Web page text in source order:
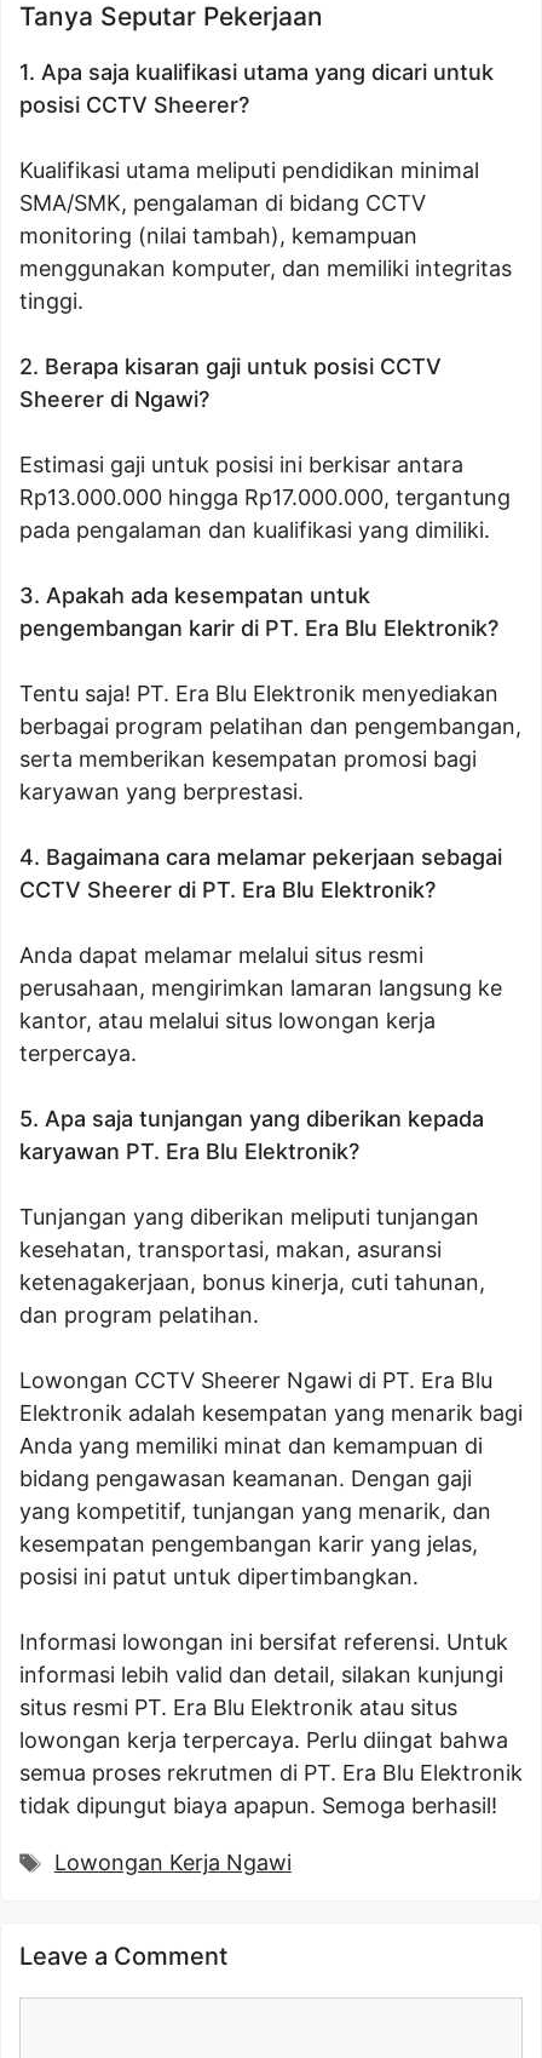
Tanya Seputar Pekerjaan
1. Apa saja kualifikasi utama yang dicari untuk
posisi CCTV Sheerer?
Kualifikasi utama meliputi pendidikan minimal
SMA/SMK, pengalaman di bidang CCTV
monitoring (nilai tambah), kemampuan
menggunakan komputer, dan memiliki integritas
tinggi.
2. Berapa kisaran gaji untuk posisi CCTV
Sheerer di Ngawi?
Estimasi gaji untuk posisi ini berkisar antara
Rp13.000.000 hingga Rp17.000.000, tergantung
pada pengalaman dan kualifikasi yang dimiliki.
3. Apakah ada kesempatan untuk
pengembangan karir di PT. Era Blu Elektronik?
Tentu saja! PT. Era Blu Elektronik menyediakan
berbagai program pelatihan dan pengembangan,
serta memberikan kesempatan promosi bagi
karyawan yang berprestasi.
4. Bagaimana cara melamar pekerjaan sebagai
CCTV Sheerer di PT. Era Blu Elektronik?
Anda dapat melamar melalui situs resmi
perusahaan, mengirimkan lamaran langsung ke
kantor, atau melalui situs lowongan kerja
terpercaya.
5. Apa saja tunjangan yang diberikan kepada
karyawan PT. Era Blu Elektronik?
Tunjangan yang diberikan meliputi tunjangan
kesehatan, transportasi, makan, asuransi
ketenagakerjaan, bonus kinerja, cuti tahunan,
dan program pelatihan.
Lowongan CCTV Sheerer Ngawi di PT. Era Blu
Elektronik adalah kesempatan yang menarik bagi
Anda yang memiliki minat dan kemampuan di
bidang pengawasan keamanan. Dengan gaji
yang kompetitif, tunjangan yang menarik, dan
kesempatan pengembangan karir yang jelas,
posisi ini patut untuk dipertimbangkan.
Informasi lowongan ini bersifat referensi. Untuk
informasi lebih valid dan detail, silakan kunjungi
situs resmi PT. Era Blu Elektronik atau situs
lowongan kerja terpercaya. Perlu diingat bahwa
semua proses rekrutmen di PT. Era Blu Elektronik
tidak dipungut biaya apapun. Semoga berhasil!
Tags
Lowongan Kerja Ngawi
Leave a Comment